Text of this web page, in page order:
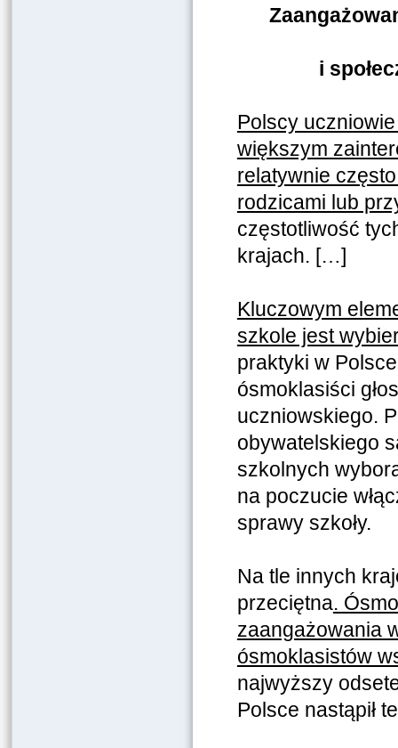
i
Polscy
większym
relatywnie
rodzicami lub
częstotliwość
krajach. […]
Kluczowym
szkole jest
praktyki w
ósmoklasiści
uczniowskiego.
obywatelskiego
szkolnych
na poczucie
sprawy szkoły.
Na tle innych
przeciętna.
zaangażowania
ósmoklasistów
najwyższy
Polsce nastąpił